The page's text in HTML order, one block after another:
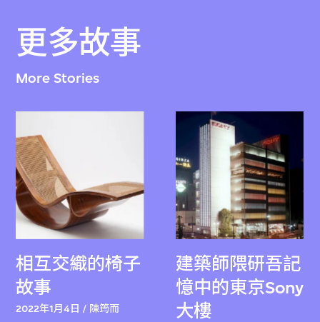
更多故事
More Stories
相互交織的椅子
故事
2022年1月4日 / 陳筠而
建築師隈研吾記
憶中的東京Sony
大樓